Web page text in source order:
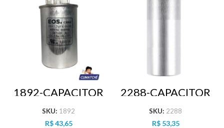
1892-CAPACITOR
30+1.5 MFD 380
VAC DUPLO
SKU: 1892
R$43,65
2288-CAPACITOR
35+6 MFD 440
VAC DUPLO
SKU: 2288
R$53,35